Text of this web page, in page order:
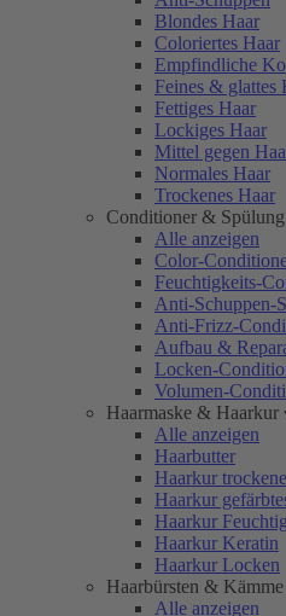
Blondes Haar
Coloriertes Haar
Empfindliche
Feines & glattes
Fettiges Haar
Lockiges Haar
Mittel gegen
Normales Haar
Trockenes Haar
Conditioner & Spülung
Alle anzeigen
Color-
Feuchtigkeits-
Anti-Schuppen-
Anti-Frizz-
Aufbau &
Locken-
Volumen-
Haarmaske & Haarkur
Alle anzeigen
Haarbutter
Haarkur
Haarkur
Haarkur
Haarkur Keratin
Haarkur Locken
Haarbürsten & Kämme
Alle anzeigen